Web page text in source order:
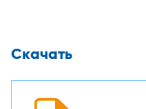
Скачать